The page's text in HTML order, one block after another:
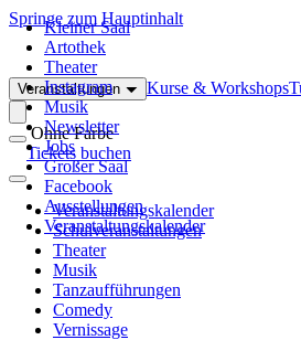
Springe zum Hauptinhalt
Veranstaltungen Kurse & Workshops
Ohne Farbe
Tickets buchen
Veranstaltungskalender
Schulveranstaltungen
Theater
Musik
Tanzaufführungen
Comedy
Vernissage
Kleiner Saal
Artothek
Theater
Instagram
Musik
Newsletter
Jobs
Großer Saal
Facebook
Ausstellungen
Veranstaltungskalender